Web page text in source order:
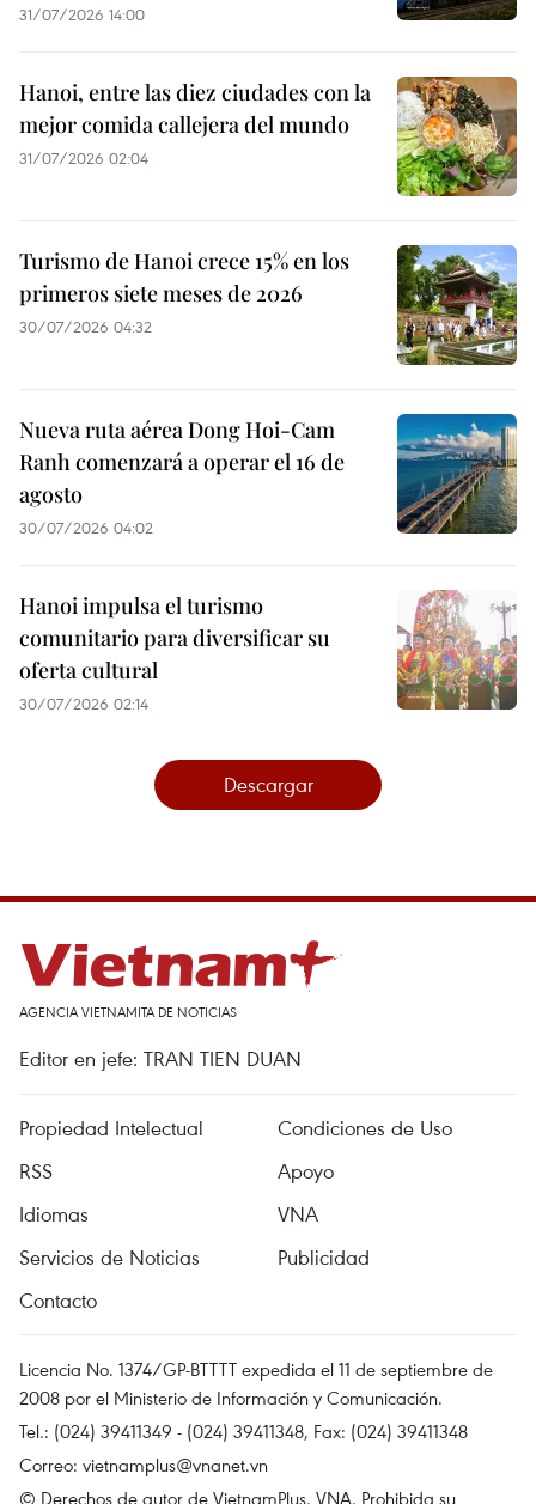
31/07/2026 14:00
Hanoi, entre las diez ciudades con la
mejor comida callejera del mundo
31/07/2026 02:04
Turismo de Hanoi crece 15% en los
primeros siete meses de 2026
30/07/2026 04:32
Nueva ruta aérea Dong Hoi-Cam
Ranh comenzará a operar el 16 de
agosto
30/07/2026 04:02
Hanoi impulsa el turismo
comunitario para diversificar su
oferta cultural
30/07/2026 02:14
Descargar
AGENCIA VIETNAMITA DE NOTICIAS
Editor en jefe: TRAN TIEN DUAN
Propiedad Intelectual
Condiciones de Uso
RSS
Apoyo
Idiomas
VNA
Servicios de Noticias
Publicidad
Contacto
Licencia No. 1374/GP-BTTTT expedida el 11 de septiembre de
2008 por el Ministerio de Información y Comunicación.
Tel.: (024) 39411349 - (024) 39411348, Fax: (024) 39411348
Correo: vietnamplus@vnanet.vn
© Derechos de autor de VietnamPlus, VNA. Prohibida su